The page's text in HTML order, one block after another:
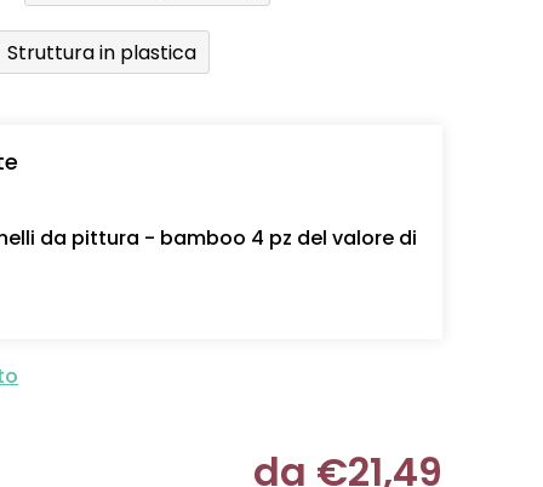
Struttura in plastica
da pittura - bamboo 4 pz del valore di
da €21,49